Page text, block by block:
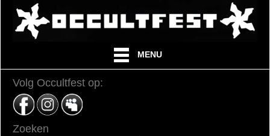
MENU
Volg Occultfest op:
Zoeken